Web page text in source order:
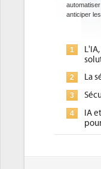
ce
avec
1
2